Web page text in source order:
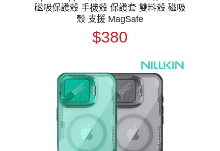
磁吸保護殼 手機殼 保護套 雙料殼 磁吸
殼 支援 MagSafe
$380